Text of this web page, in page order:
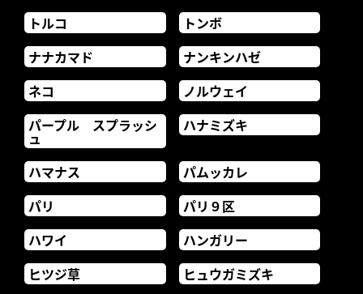
トルコ
トンボ
ナナカマド
ナンキンハゼ
ネコ
ノルウェイ
パープル スプラッシ
ュ
ハナミズキ
ハマナス
パムッカレ
パリ
パリ９区
ハワイ
ハンガリー
ヒツジ草
ヒュウガミズキ